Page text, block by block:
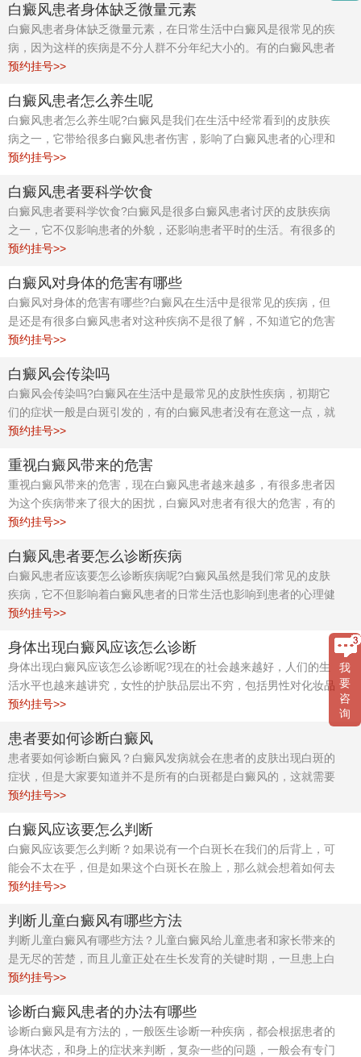
影响的，所以白癜风患者要有个好心态去面对，尽早的治疗才能早
日恢复健康的身体。
白癜风患者身体缺乏微量元素
白癜风患者身体缺乏微量元素，在日常生活中白癜风是很常见的疾
病，因为这样的疾病是不分人群不分年纪大小的。有的白癜风患者
在刚发现的时候就听信了他人的特效偏方，但是严重的时候就会给
定要去正规的医院诊断，不要盲目的相信他人的判断，以免耽误后
面的治疗。
预约挂号>>
白癜风患者怎么养生呢
白癜风患者怎么养生呢?白癜风是我们在生活中经常看到的皮肤疾
病之一，它带给很多白癜风患者伤害，影响了白癜风患者的心理和
健康问题。也有部分白癜风患者不知道自己为什么会患有这样的疾
方面的常识，希望可以帮助到白癜风患者朋友。
预约挂号>>
白癜风患者要科学饮食
白癜风患者要科学饮食?白癜风是很多白癜风患者讨厌的皮肤疾病
之一，它不仅影响患者的外貌，还影响患者平时的生活。有很多的
白癜风患者就是因为在前期发现的时候不在意，就导致了最后病情
是自己的身体。所以提醒白癜风患者朋友，在发现疾病的时候一定
要早治疗。早点让皮肤恢复到健康的状态。
预约挂号>>
白癜风对身体的危害有哪些
白癜风对身体的危害有哪些?白癜风在生活中是很常见的疾病，但
是还是有很多白癜风患者对这种疾病不是很了解，不知道它的危害
在哪里，所以导致这种疾病在皮肤上产生而不能及时的得到治疗，
预约挂号>>
白癜风会传染吗
白癜风会传染吗?白癜风在生活中是最常见的皮肤性疾病，初期它
们的症状一般是白斑引发的，有的白癜风患者没有在意这一点，就
忽略了治疗的最好时候。好的面貌可以给人带来自信，也会让从而
预约挂号>>
重视白癜风带来的危害
重视白癜风带来的危害，现在白癜风患者越来越多，有很多患者因
为这个疾病带来了很大的困扰，白癜风对患者有很大的危害，有的
甚至危害到了白癜风患者的身体健康，严重的会给患者带来想要轻
来，要多了解白癜风，积极的去预防。
预约挂号>>
白癜风患者要怎么诊断疾病
白癜风患者应该要怎么诊断疾病呢?白癜风虽然是我们常见的皮肤
疾病，它不但影响着白癜风患者的日常生活也影响到患者的心理健
康。就是由于现在生活水平越来越好，很多人的生活水平也提高了
不少，但大多数白癜风患者都是在生活上不规律，不讲究，造成皮
肤损伤，才会引起白癜风患者的皮肤表层脆弱，才会导致白癜风这
样的疾病。
预约挂号>>
身体出现白癜风应该怎么诊断
身体出现白癜风应该怎么诊断呢?现在的社会越来越好，人们的生
活水平也越来越讲究，女性的护肤品层出不穷，包括男性对化妆品
也开始数落，但大多数人们往往都是在生活上不规律，不讲究，造
成皮肤组织成损伤，从而有些人的皮肤表层脆弱，白癜风这种疾病
也由此而缠上身。
预约挂号>>
患者要如何诊断白癜风
患者要如何诊断白癜风？白癜风发病就会在患者的皮肤出现白斑的
症状，但是大家要知道并不是所有的白斑都是白癜风的，这就需要
大家进行个明确的判断，以免造成误诊的现象，从而导致病情更加
预约挂号>>
白癜风应该要怎么判断
白癜风应该要怎么判断？如果说有一个白斑长在我们的后背上，可
能会不太在乎，但是如果这个白斑长在脸上，那么就会想着如何去
进行祛除。而看到白斑大家首选想到的大多数都是白癜风，事实上
学会诊断。
预约挂号>>
判断儿童白癜风有哪些方法
判断儿童白癜风有哪些方法？儿童白癜风给儿童患者和家长带来的
是无尽的苦楚，而且儿童正处在生长发育的关键时期，一旦患上白
癜风，会严重危害到患者的健康，因此发现病情及时的到医院接受
预约挂号>>
诊断白癜风患者的办法有哪些
诊断白癜风是有方法的，一般医生诊断一种疾病，都会根据患者的
身体状态，和身上的症状来判断，复杂一些的问题，一般会有专门
我
要
咨
询